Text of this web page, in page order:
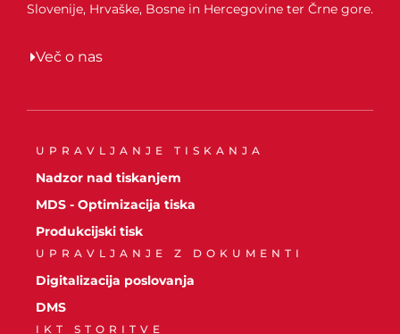
Slovenije, Hrvaške, Bosne in Hercegovine ter Črne gore.
Več o nas
UPRAVLJANJE TISKANJA
Nadzor nad tiskanjem
MDS - Optimizacija tiska
Produkcijski tisk
UPRAVLJANJE Z DOKUMENTI
Digitalizacija poslovanja
DMS
IKT STORITVE